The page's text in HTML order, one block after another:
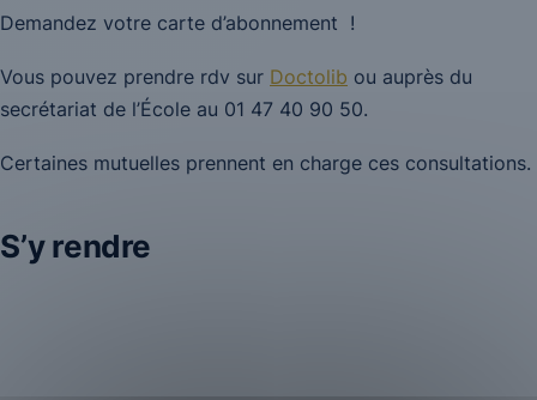
Demandez votre carte d’abonnement !
Vous pouvez prendre rdv sur Doctolib ou auprès du
secrétariat de l’École au 01 47 40 90 50.
Certaines mutuelles prennent en charge ces consultations.
S’y rendre